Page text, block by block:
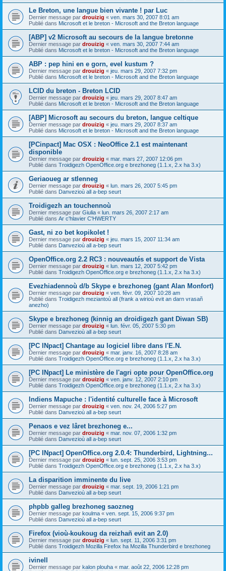
Le Breton, une langue bien vivante ! par Luc
Dernier message par drouizig « ven. mars 30, 2007 8:01 am
Publié dans Microsoft et le breton - Microsoft and the Breton language
[ABP] v2 Microsoft au secours de la langue bretonne
Dernier message par drouizig « ven. mars 30, 2007 7:44 am
Publié dans Microsoft et le breton - Microsoft and the Breton language
ABP : pep hini en e gorn, evel kustum ?
Dernier message par drouizig « jeu. mars 29, 2007 7:32 pm
Publié dans Microsoft et le breton - Microsoft and the Breton language
LCID du breton - Breton LCID
Dernier message par drouizig « jeu. mars 29, 2007 8:47 am
Publié dans Microsoft et le breton - Microsoft and the Breton language
[ABP] Microsoft au secours du breton, langue celtique
Dernier message par drouizig « jeu. mars 29, 2007 8:37 am
Publié dans Microsoft et le breton - Microsoft and the Breton language
[PCinpact] Mac OSX : NeoOffice 2.1 est maintenant
disponible
Dernier message par drouizig « mar. mars 27, 2007 12:06 pm
Publié dans Troidigezh OpenOffice.org e brezhoneg (1.1.x, 2.x ha 3.x)
Geriaoueg ar stlenneg
Dernier message par drouizig « lun. mars 26, 2007 5:45 pm
Publié dans Danvezioù all a-bep seurt
Troidigezh an touchennoù
Dernier message par Giulia « lun. mars 26, 2007 2:17 am
Publié dans Ar c'hlavier C'HWERTY
Gast, ni zo bet kopikolet !
Dernier message par drouizig « jeu. mars 15, 2007 11:34 am
Publié dans Danvezioù all a-bep seurt
OpenOffice.org 2.2 RC3 : nouveautés et support de Vista
Dernier message par drouizig « lun. mars 12, 2007 5:42 pm
Publié dans Troidigezh OpenOffice.org e brezhoneg (1.1.x, 2.x ha 3.x)
Evezhiadennoù d/b Skype e brezhoneg (gant Alan Monfort)
Dernier message par drouizig « ven. févr. 09, 2007 10:28 am
Publié dans Troidigezh meziantoù all (frank a wirioù evit an darn vrasañ
anezho)
Skype e brezhoneg (kinnig an droidigezh gant Diwan SB)
Dernier message par drouizig « lun. févr. 05, 2007 5:30 pm
Publié dans Danvezioù all a-bep seurt
[PC INpact] Chantage au logiciel libre dans l'E.N.
Dernier message par drouizig « mar. janv. 16, 2007 8:28 am
Publié dans Troidigezh OpenOffice.org e brezhoneg (1.1.x, 2.x ha 3.x)
[PC INpact] Le ministère de l'agri opte pour OpenOffice.org
Dernier message par drouizig « ven. janv. 12, 2007 2:10 pm
Publié dans Troidigezh OpenOffice.org e brezhoneg (1.1.x, 2.x ha 3.x)
Indiens Mapuche : l'identité culturelle face à Microsoft
Dernier message par drouizig « ven. nov. 24, 2006 5:27 pm
Publié dans Danvezioù all a-bep seurt
Penaos e vez lâret brezhoneg e...
Dernier message par drouizig « mar. nov. 07, 2006 1:32 pm
Publié dans Danvezioù all a-bep seurt
[PC INpact] OpenOffice.org 2.0.4: Thunderbird, Lightning...
Dernier message par drouizig « lun. sept. 25, 2006 3:53 pm
Publié dans Troidigezh OpenOffice.org e brezhoneg (1.1.x, 2.x ha 3.x)
La disparition imminente du live
Dernier message par drouizig « mar. sept. 19, 2006 1:21 pm
Publié dans Danvezioù all a-bep seurt
phpbb galleg brezhoneg saozneg
Dernier message par koulma « ven. sept. 15, 2006 9:37 pm
Publié dans Danvezioù all a-bep seurt
Firefox (vioù-koukoug da reizhañ evit an 2.0)
Dernier message par drouizig « lun. sept. 11, 2006 3:31 pm
Publié dans Troidigezh Mozilla Firefox ha Mozilla Thunderbird e brezhoneg
ivinell
Dernier message par kalon plouha « mar. août 22, 2006 12:28 pm